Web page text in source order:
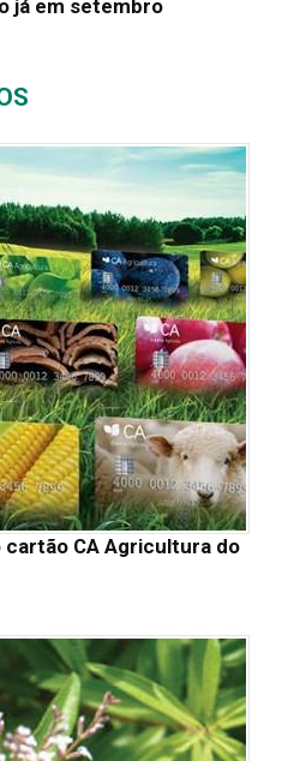
já em setembro
cartão CA Agricultura do